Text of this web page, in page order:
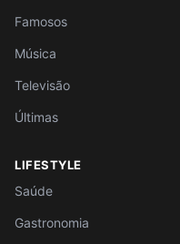
Famosos
Música
Televisão
Últimas
LIFESTYLE
Saúde
Gastronomia